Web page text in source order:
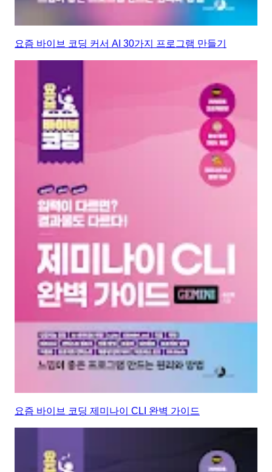
요즘 바이브 코딩 커서 AI 30가지 프로그램 만들기
요즘 바이브 코딩 제미나이 CLI 완벽 가이드